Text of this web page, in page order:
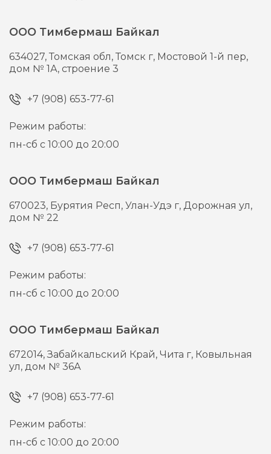
ООО Тимбермаш Байкал
634027,Томская обл, Томск г, Мостовой 1-й пер,
дом № 1А, строение 3
+7 (908) 653-77-61
Режим работы:
пн-сб с 10:00 до 20:00
ООО Тимбермаш Байкал
670023, Бурятия Респ, Улан-Удэ г,Дорожная ул,
дом № 22
+7 (908) 653-77-61
Режим работы:
пн-сб с 10:00 до 20:00
ООО Тимбермаш Байкал
672014,Забайкальский Край, Чита г, Ковыльная
ул, дом № 36А
+7 (908) 653-77-61
Режим работы:
пн-сб с 10:00 до 20:00